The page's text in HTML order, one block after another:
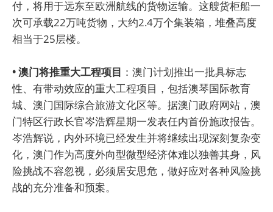
付，将用于远东至欧洲航线的货物运输。这艘货柜船一
次可承载22万吨货物，大约2.4万个集装箱，堆叠高度
相当于25层楼。
• 澳门将推重大工程项目 ：澳门计划推出一批具标志
性、有带动效应的重大工程项目，包括澳琴国际教育
城、澳门国际综合旅游文化区等。据澳门政府网站，澳
门特区行政长官岑浩辉星期一发表任内首份施政报告。
岑浩辉说，内外环境已经发生并将继续出现深刻复杂变
化，澳门作为高度外向型微型经济体难以独善其身，风
险挑战不容忽视，必须居安思危，做好应对各种风险挑
战的充分准备和预案。